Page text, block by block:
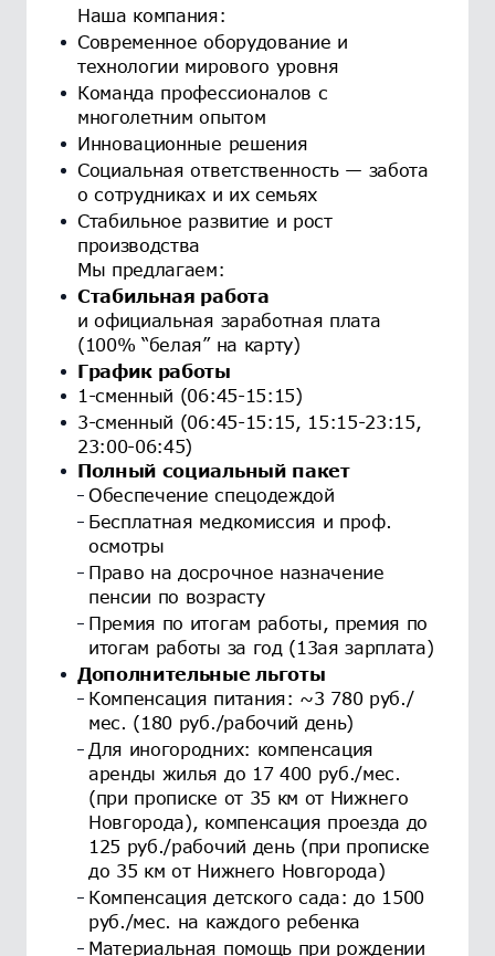
Наша компания:
Современное оборудование и
технологии мирового уровня
Команда профессионалов с
многолетним опытом
Инновационные решения
Социальная ответственность — забота
о сотрудниках и их семьях
Стабильное развитие и рост
производства
Мы предлагаем:
Стабильная работа
и официальная заработная плата
(100% “белая” на карту)
График работы
1-сменный (06:45-15:15)
3-сменный (06:45-15:15, 15:15-23:15,
23:00-06:45)
Полный социальный пакет
Обеспечение спецодеждой
Бесплатная медкомиссия и проф.
осмотры
Право на досрочное назначение
пенсии по возрасту
Премия по итогам работы, премия по
итогам работы за год (13ая зарплата)
Дополнительные льготы
Компенсация питания: ~3 780 руб./
мес. (180 руб./рабочий день)
Для иногородних: компенсация
аренды жилья до 17 400 руб./мес.
(при прописке от 35 км от Нижнего
Новгорода), компенсация проезда до
125 руб./рабочий день (при прописке
до 35 км от Нижнего Новгорода)
Компенсация детского сада: до 1500
руб./мес. на каждого ребенка
Материальная помощь при рождении